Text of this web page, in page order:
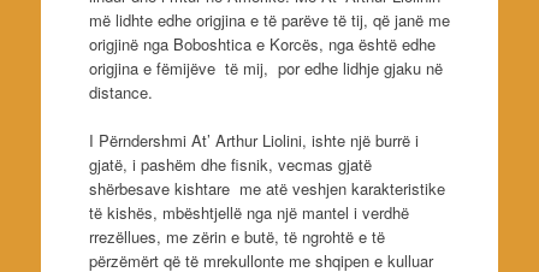
më lidhte edhe origjina e të parëve të tij, që janë me
origjinë nga Boboshtica e Korcës, nga është edhe
origjina e fëmijëve të mij, por edhe lidhje gjaku në
distance.
I Përndershmi At’ Arthur Liolini, ishte një burrë i
gjatë, i pashëm dhe fisnik, vecmas gjatë
shërbesave kishtare me atë veshjen karakteristike
të kishës, mbështjellë nga një mantel i verdhë
rrezëllues, me zërin e butë, të ngrohtë e të
përzëmërt që të mrekullonte me shqipen e kulluar